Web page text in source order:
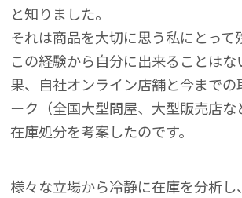
と知りました。
それは商品を大切に思う私にとって
この経験から自分に出来ることは
果、自社オンライン店舗と今までの
ーク（全国大型問屋、大型販売店な
在庫処分を考案したのです。
様々な立場から冷静に在庫を分析